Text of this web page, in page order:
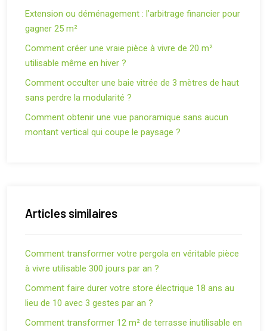
Extension ou déménagement : l’arbitrage financier pour
gagner 25 m²
Comment créer une vraie pièce à vivre de 20 m²
utilisable même en hiver ?
Comment occulter une baie vitrée de 3 mètres de haut
sans perdre la modularité ?
Comment obtenir une vue panoramique sans aucun
montant vertical qui coupe le paysage ?
Articles similaires
Comment transformer votre pergola en véritable pièce
à vivre utilisable 300 jours par an ?
Comment faire durer votre store électrique 18 ans au
lieu de 10 avec 3 gestes par an ?
Comment transformer 12 m² de terrasse inutilisable en